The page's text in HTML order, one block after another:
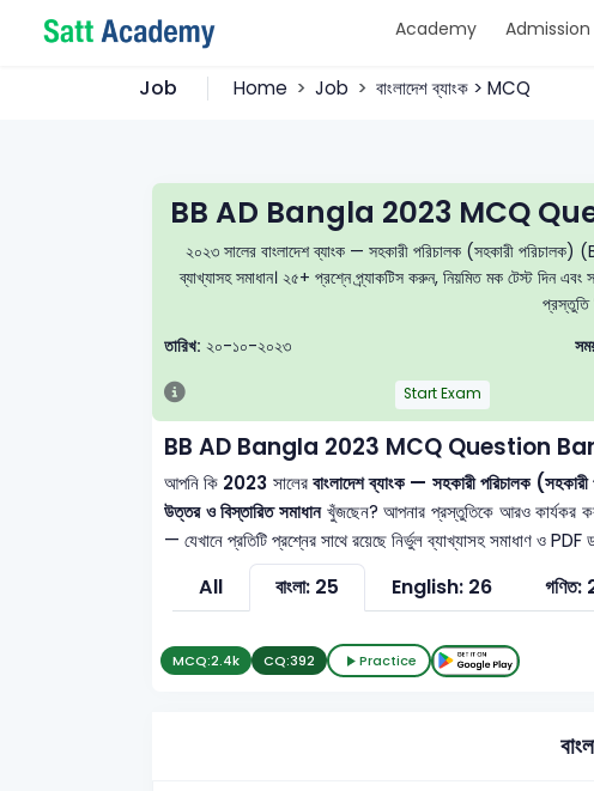
Academy Admission
Job Home Job বাংলাদেশ ব্যাংক > MCQ
BB AD Bangla 2023 MCQ
২০২৩ সালের বাংলাদেশ ব্যাংক — সহকারী পরিচালক (সহকারী পরিচালক)
ব্যাখ্যাসহ সমাধান। ২৫+ প্রশ্নে প্র্যাকটিস করুন, নিয়মিত মক টেস্ট দিন
প্রস্তুতি
তারিখ: ২০-১০-২০২৩
Start Exam
BB AD Bangla 2023 MCQ Question
আপনি কি 2023 সালেরবাংলাদেশ ব্যাংক — সহকারী পরিচালক
উত্তর ও বিস্তারিত সমাধানখুঁজছেন? আপনার প্রস্তুতিকে আরও কার্যকর
— যেখানে প্রতিটি প্রশ্নের সাথে রয়েছে নির্ভুল ব্যাখ্যাসহ সমাধাণ ও PDF
All বাংলা: 25 English: 26 গণিত:
MCQ:2.4k CQ:392 Practice